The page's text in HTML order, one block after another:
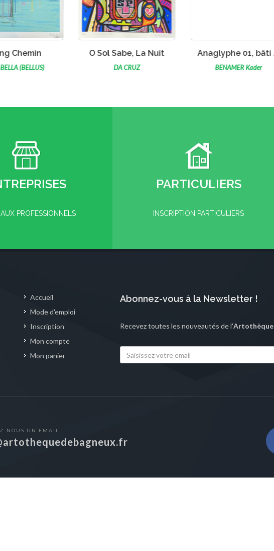
L'ŒUVRE
Chemin
(BELLUS)
VOIR L'ŒUVRE
O Sol Sabe, La Nuit
DA CRUZ
VOIR L'ŒUVRE
Anaglyphe 01, bâti
BENAMER Kader
PROFESSIONNELS
PARTICULIERS
INSCRIPTION PARTICULIERS
Accueil
Mode d'emploi
Inscription
Mon compte
Mon panier
Abonnez-vous à la Newsletter !
Recevez toutes les nouveautés de l'Artothèque
NOUS UN EMAIL :